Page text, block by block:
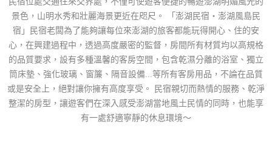
景色，山明水秀和壯麗海景更近在咫尺。 「澎湖民宿‧澎湖風島民
宿」民宿老闆為了能夠讓每位來澎湖的旅客都能玩得開心、住的安
心，在興建過程中，透過高度嚴密的監督，房間所有材質均以高規格
的品質要求，設有多種溫馨的客房空間，包含乾濕分離的浴室、獨立
筒床墊、強化玻璃、窗簾、隔音設備...等所有客房用品，不論在品質
或是安全上，絕對讓你擁有高度享受。 民宿親切而熱情的服務、乾淨
整潔的房型，讓遊客們在深入感受澎湖當地風土民情的同時，也能享
有一處舒適寧靜的休息環境～